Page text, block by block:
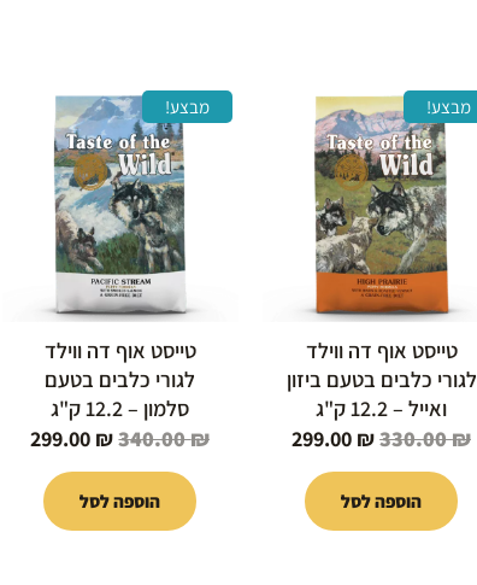
מבצע!
טייסט אוף דה ווילד
לגורי כלבים בטעם ביזון
ואייל – 12.2 ק"ג
330.00₪
המחיר
המקורי
היה:
330.00 ₪.
299.00 ₪
הוספה לסל
מבצע!
טייסט אוף דה ווילד
לגורי כלבים בטעם
סלמון – 12.2 ק"ג
340.00₪
המחיר
המקורי
היה:
340.00 ₪.
299.00 ₪
הוספה לסל